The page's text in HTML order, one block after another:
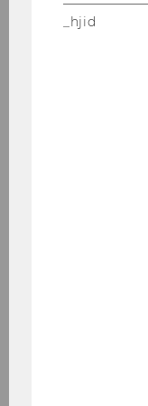
_hjid